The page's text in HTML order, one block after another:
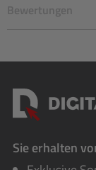
Bewertungen
Sie erhalten